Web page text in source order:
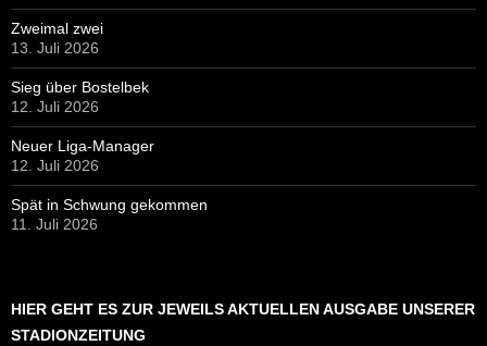
Zweimal zwei
13. Juli 2026
Sieg über Bostelbek
12. Juli 2026
Neuer Liga-Manager
12. Juli 2026
Spät in Schwung gekommen
11. Juli 2026
HIER GEHT ES ZUR JEWEILS AKTUELLEN AUSGABE UNSERER
STADIONZEITUNG